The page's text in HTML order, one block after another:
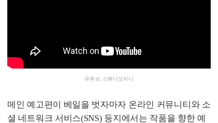
유튜브, 스튜디오지니
메인 예고편이 베일을 벗자마자 온라인 커뮤니티와 소
셜 네트워크 서비스(SNS) 등지에서는 작품을 향한 예